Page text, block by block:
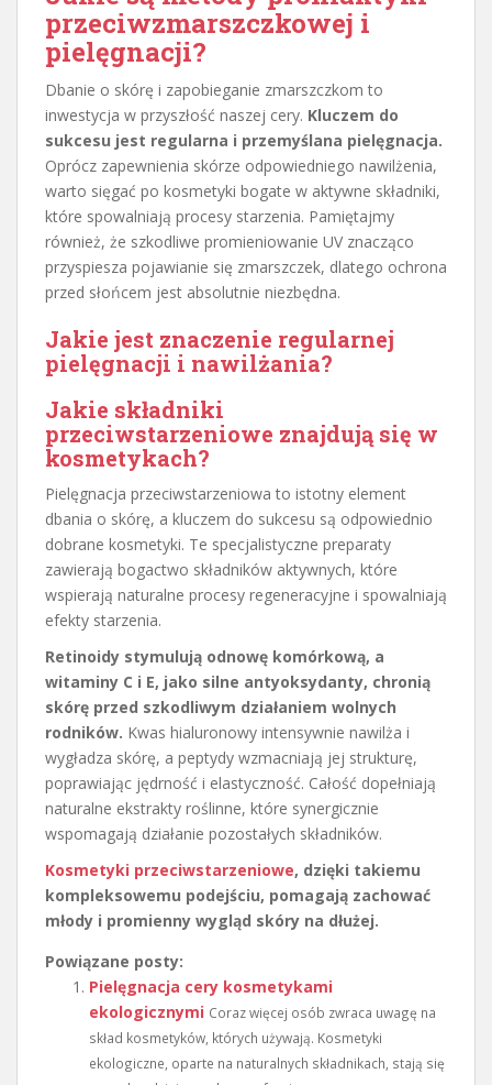
przeciwzmarszczkowej i
pielęgnacji?
Dbanie o skórę i zapobieganie zmarszczkom to
inwestycja w przyszłość naszej cery. Kluczem do
sukcesu jest regularna i przemyślana pielęgnacja.
Oprócz zapewnienia skórze odpowiedniego nawilżenia,
warto sięgać po kosmetyki bogate w aktywne składniki,
które spowalniają procesy starzenia. Pamiętajmy
również, że szkodliwe promieniowanie UV znacząco
przyspiesza pojawianie się zmarszczek, dlatego ochrona
przed słońcem jest absolutnie niezbędna.
Jakie jest znaczenie regularnej
pielęgnacji i nawilżania?
Jakie składniki
przeciwstarzeniowe znajdują się w
kosmetykach?
Pielęgnacja przeciwstarzeniowa to istotny element
dbania o skórę, a kluczem do sukcesu są odpowiednio
dobrane kosmetyki. Te specjalistyczne preparaty
zawierają bogactwo składników aktywnych, które
wspierają naturalne procesy regeneracyjne i spowalniają
efekty starzenia.
Retinoidy stymulują odnowę komórkową, a
witaminy C i E, jako silne antyoksydanty, chronią
skórę przed szkodliwym działaniem wolnych
rodników. Kwas hialuronowy intensywnie nawilża i
wygładza skórę, a peptydy wzmacniają jej strukturę,
poprawiając jędrność i elastyczność. Całość dopełniają
naturalne ekstrakty roślinne, które synergicznie
wspomagają działanie pozostałych składników.
Kosmetyki przeciwstarzeniowe, dzięki takiemu
kompleksowemu podejściu, pomagają zachować
młody i promienny wygląd skóry na dłużej.
Powiązane posty:
Pielęgnacja cery kosmetykami
ekologicznymi Coraz więcej osób zwraca uwagę na
skład kosmetyków, których używają. Kosmetyki
ekologiczne, oparte na naturalnych składnikach, stają się